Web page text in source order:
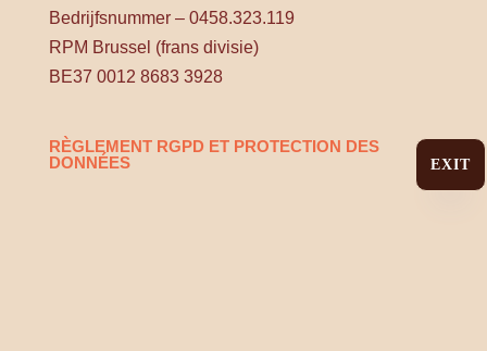
Bedrijfsnummer – 0458.323.119
RPM Brussel (frans divisie)
BE37 0012 8683 3928
RÈGLEMENT RGPD ET PROTECTION DES
DONNÉES
EXIT